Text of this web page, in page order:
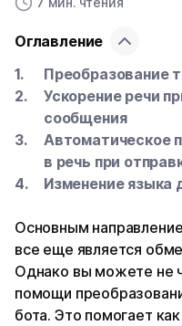
Оглавление
Преобразование
Ускорение речи
сообщения
Автоматическое
в речь при
Изменение языка
Основным
все еще является
Однако вы можете не
помощи
бота. Это помогает